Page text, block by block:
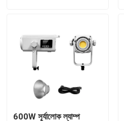
খবর
LED ভিডিও স্টুডিও লাইট
600W সূর্যালোক ল্যাম্প